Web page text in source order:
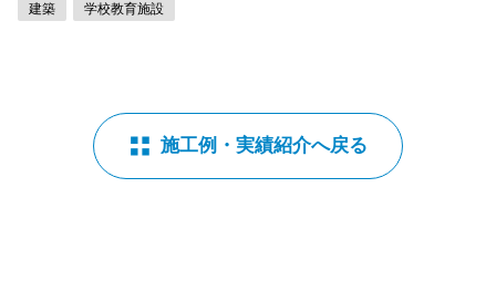
建築 学校教育施設
施工例・実績紹介へ戻る